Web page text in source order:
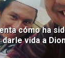
cómo ha
vida a